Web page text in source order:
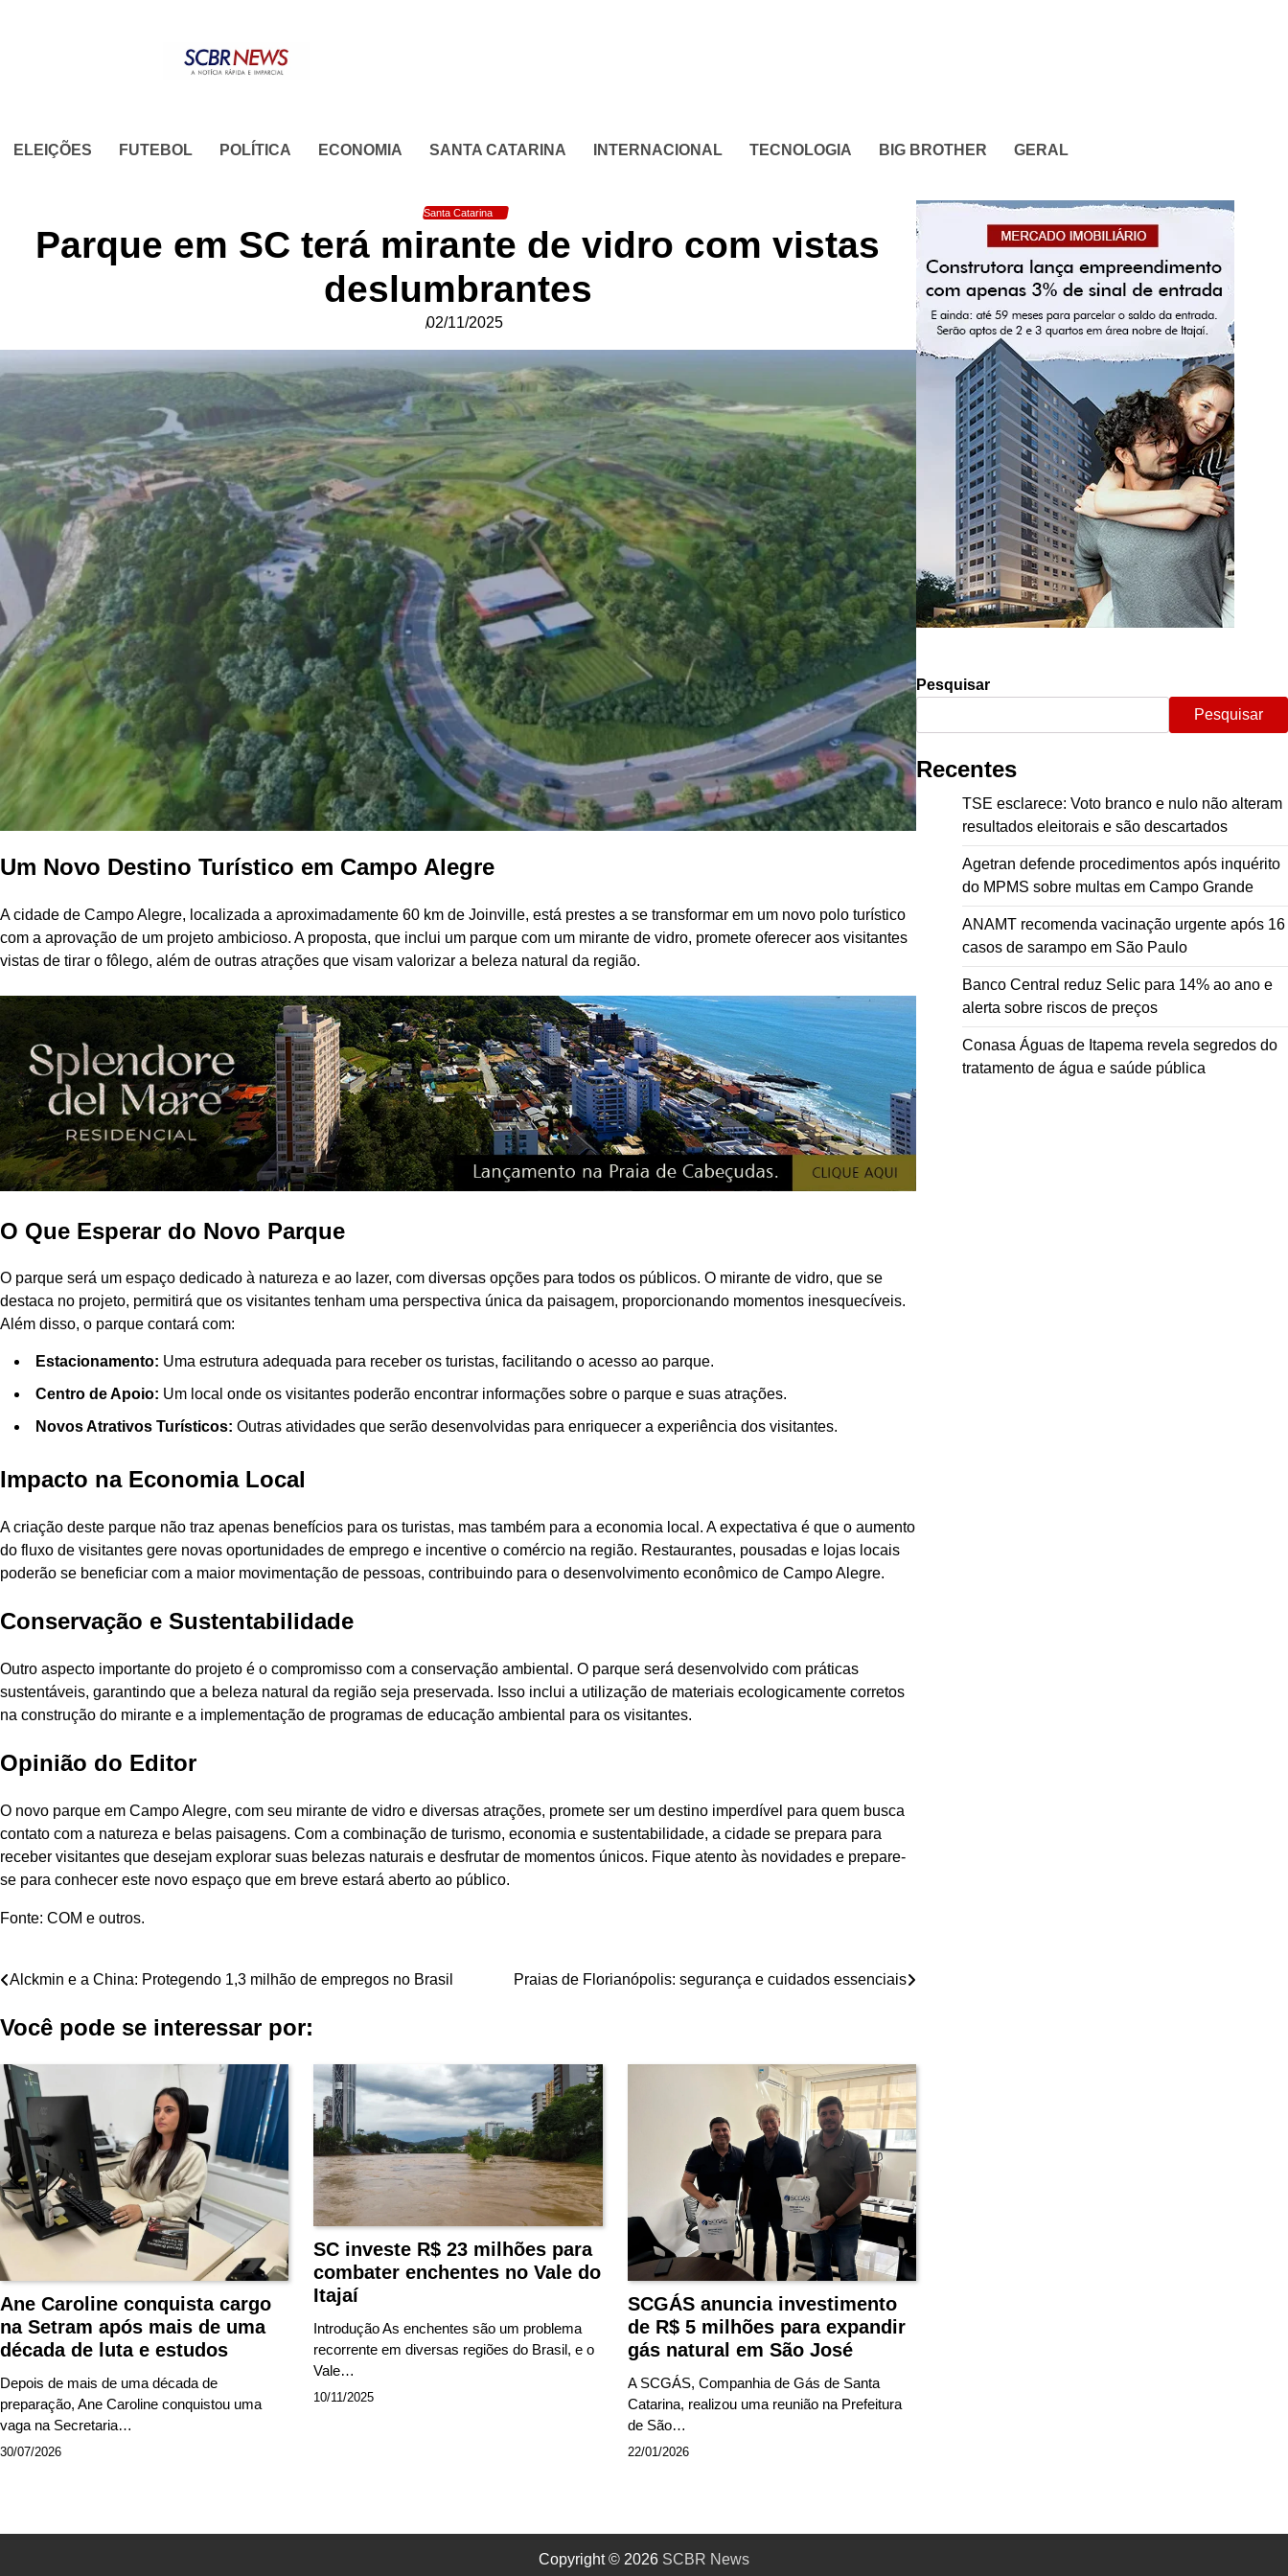
ELEIÇÕES FUTEBOL POLÍTICA ECONOMIA SANTA CATARINA INTERNACIONAL TECNOLOGIA BIG BROTHER GERAL
Santa Catarina
Parque em SC terá mirante de vidro com vistas
deslumbrantes
02/11/2025
Um Novo Destino Turístico em Campo Alegre
A cidade de Campo Alegre, localizada a aproximadamente 60 km de Joinville, está prestes a se transformar em um novo polo turístico
com a aprovação de um projeto ambicioso. A proposta, que inclui um parque com um mirante de vidro, promete oferecer aos visitantes
vistas de tirar o fôlego, além de outras atrações que visam valorizar a beleza natural da região.
O Que Esperar do Novo Parque
O parque será um espaço dedicado à natureza e ao lazer, com diversas opções para todos os públicos. O mirante de vidro, que se
destaca no projeto, permitirá que os visitantes tenham uma perspectiva única da paisagem, proporcionando momentos inesquecíveis.
Além disso, o parque contará com:
Estacionamento: Uma estrutura adequada para receber os turistas, facilitando o acesso ao parque.
Centro de Apoio: Um local onde os visitantes poderão encontrar informações sobre o parque e suas atrações.
Novos Atrativos Turísticos: Outras atividades que serão desenvolvidas para enriquecer a experiência dos visitantes.
Impacto na Economia Local
A criação deste parque não traz apenas benefícios para os turistas, mas também para a economia local. A expectativa é que o aumento
do fluxo de visitantes gere novas oportunidades de emprego e incentive o comércio na região. Restaurantes, pousadas e lojas locais
poderão se beneficiar com a maior movimentação de pessoas, contribuindo para o desenvolvimento econômico de Campo Alegre.
Conservação e Sustentabilidade
Outro aspecto importante do projeto é o compromisso com a conservação ambiental. O parque será desenvolvido com práticas
sustentáveis, garantindo que a beleza natural da região seja preservada. Isso inclui a utilização de materiais ecologicamente corretos
na construção do mirante e a implementação de programas de educação ambiental para os visitantes.
Opinião do Editor
O novo parque em Campo Alegre, com seu mirante de vidro e diversas atrações, promete ser um destino imperdível para quem busca
contato com a natureza e belas paisagens. Com a combinação de turismo, economia e sustentabilidade, a cidade se prepara para
receber visitantes que desejam explorar suas belezas naturais e desfrutar de momentos únicos. Fique atento às novidades e prepare-
se para conhecer este novo espaço que em breve estará aberto ao público.
Fonte: COM e outros.
Navegação
de
Alckmin e a China: Protegendo 1,3 milhão de empregos no Brasil Praias de Florianópolis: segurança e cuidados essenciais
Você pode se interessar por:
Ane Caroline conquista cargo
na Setram após mais de uma
década de luta e estudos
Depois de mais de uma década de
preparação, Ane Caroline conquistou uma
vaga na Secretaria…
30/07/2026
SC investe R$ 23 milhões para
combater enchentes no Vale do
Itajaí
Introdução As enchentes são um problema
recorrente em diversas regiões do Brasil, e o
Vale…
10/11/2025
SCGÁS anuncia investimento
de R$ 5 milhões para expandir
gás natural em São José
A SCGÁS, Companhia de Gás de Santa
Catarina, realizou uma reunião na Prefeitura
de São…
22/01/2026
Pesquisar
Pesquisar
Recentes
TSE esclarece: Voto branco e nulo não alteram
resultados eleitorais e são descartados
Agetran defende procedimentos após inquérito
do MPMS sobre multas em Campo Grande
ANAMT recomenda vacinação urgente após 16
casos de sarampo em São Paulo
Banco Central reduz Selic para 14% ao ano e
alerta sobre riscos de preços
Conasa Águas de Itapema revela segredos do
tratamento de água e saúde pública
Copyright © 2026 SCBR News